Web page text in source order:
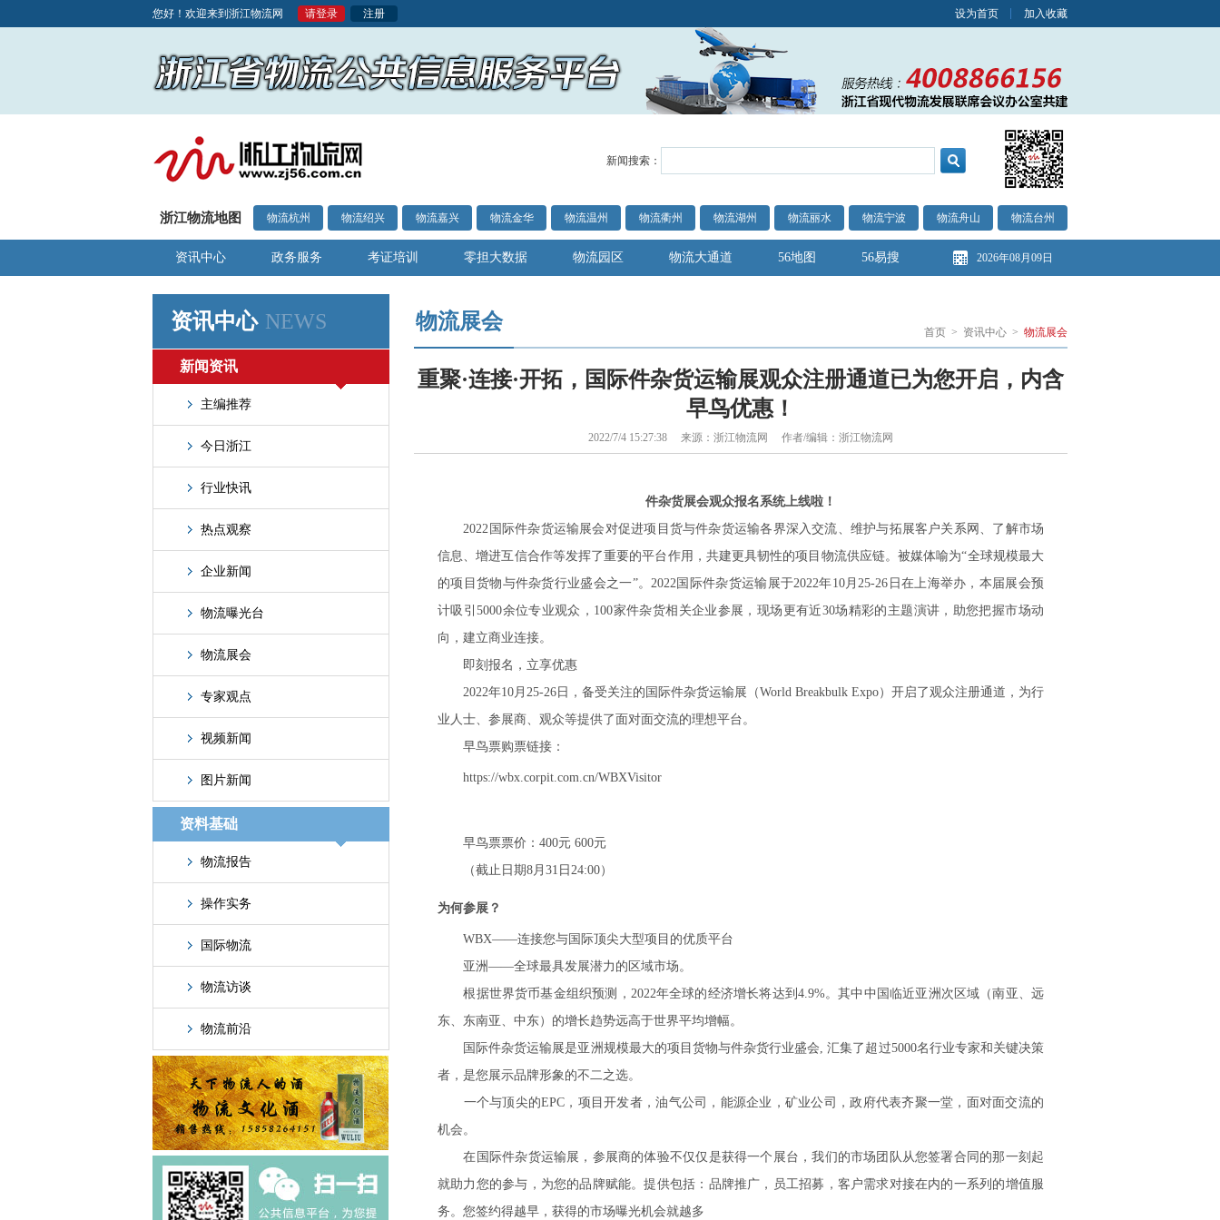
您好！欢迎来到浙江物流网 请登录 注册 设为首页 加入收藏
新闻搜索：
浙江物流地图 物流杭州 物流绍兴 物流嘉兴 物流金华 物流温州 物流衢州 物流湖州 物流丽水 物流宁波 物流舟山 物流台州
资讯中心 政务服务 考证培训 零担大数据 物流园区 物流大通道 56地图 56易搜 2026年08月09日
资讯中心 NEWS
新闻资讯
主编推荐
今日浙江
行业快讯
热点观察
企业新闻
物流曝光台
物流展会
专家观点
视频新闻
图片新闻
资料基础
物流报告
操作实务
国际物流
物流访谈
物流前沿
物流展会 首页 > 资讯中心 > 物流展会
重聚·连接·开拓，国际件杂货运输展观众注册通道已为您开启，内含
早鸟优惠！
2022/7/4 15:27:38 来源：浙江物流网 作者/编辑：浙江物流网
件杂货展会观众报名系统上线啦！
2022国际件杂货运输展会对促进项目货与件杂货运输各界深入交流、维护与拓展客户关系网、了解市场
信息、增进互信合作等发挥了重要的平台作用，共建更具韧性的项目物流供应链。被媒体喻为“全球规模最大
的项目货物与件杂货行业盛会之一”。2022国际件杂货运输展于2022年10月25-26日在上海举办，本届展会预
计吸引5000余位专业观众，100家件杂货相关企业参展，现场更有近30场精彩的主题演讲，助您把握市场动
向，建立商业连接。
即刻报名，立享优惠
2022年10月25-26日，备受关注的国际件杂货运输展（World Breakbulk Expo）开启了观众注册通道，为行
业人士、参展商、观众等提供了面对面交流的理想平台。
早鸟票购票链接：
https://wbx.corpit.com.cn/WBXVisitor
早鸟票票价：400元 600元
（截止日期8月31日24:00）
为何参展？
WBX——连接您与国际顶尖大型项目的优质平台
亚洲——全球最具发展潜力的区域市场。
根据世界货币基金组织预测，2022年全球的经济增长将达到4.9%。其中中国临近亚洲次区域（南亚、远
东、东南亚、中东）的增长趋势远高于世界平均增幅。
国际件杂货运输展是亚洲规模最大的项目货物与件杂货行业盛会, 汇集了超过5000名行业专家和关键决策
者，是您展示品牌形象的不二之选。
一个与顶尖的EPC，项目开发者，油气公司，能源企业，矿业公司，政府代表齐聚一堂，面对面交流的
机会。
在国际件杂货运输展，参展商的体验不仅仅是获得一个展台，我们的市场团队从您签署合同的那一刻起
就助力您的参与，为您的品牌赋能。提供包括：品牌推广，员工招募，客户需求对接在内的一系列的增值服
务。您签约得越早，获得的市场曝光机会就越多